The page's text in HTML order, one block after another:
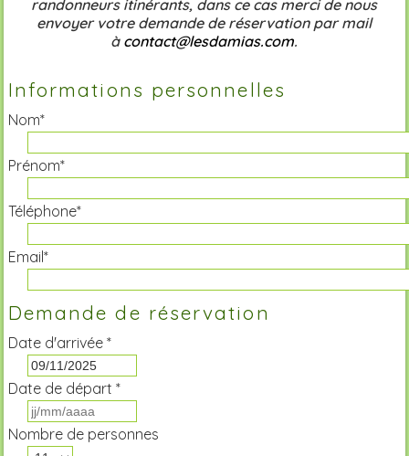
randonneurs itinérants, dans ce cas merci de nous
envoyer votre demande de réservation par mail
à contact@lesdamias.com.
Informations personnelles
Nom*
Prénom*
Téléphone*
Email*
Demande de réservation
Date d'arrivée *
Date de départ *
Nombre de personnes